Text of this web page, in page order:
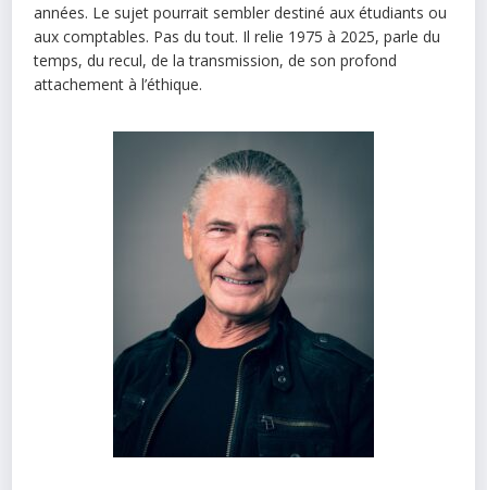
années. Le sujet pourrait sembler destiné aux étudiants ou
aux comptables. Pas du tout. Il relie 1975 à 2025, parle du
temps, du recul, de la transmission, de son profond
attachement à l’éthique.